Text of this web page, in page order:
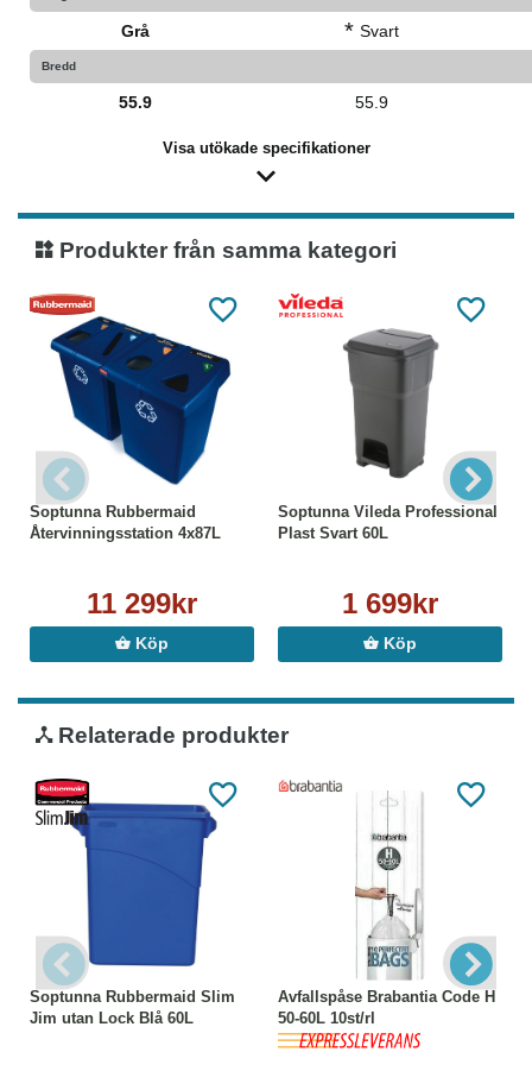
Grå * Svart
Bredd
55.9 55.9
Visa utökade specifikationer
Produkter från samma kategori
Soptunna Rubbermaid
Återvinningsstation 4x87L
11 299kr
Köp
Soptunna Vileda Professional
Plast Svart 60L
1 699kr
Köp
Relaterade produkter
Soptunna Rubbermaid Slim
Jim utan Lock Blå 60L
Avfallspåse Brabantia Code H
50-60L 10st/rl